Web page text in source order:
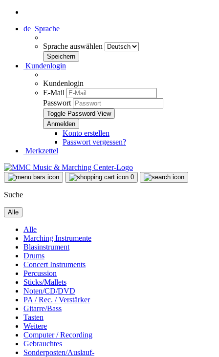
de Sprache
Sprache auswählen
Kundenlogin
Kundenlogin
E-Mail
Passwort
Toggle Password View
Konto erstellen
Passwort vergessen?
Merkzettel
0
Suche
Alle
Alle
Marching Instrumente
Blasinstrument
Drums
Concert Instruments
Percussion
Sticks/Mallets
Noten/CD/DVD
PA / Rec. / Verstärker
Gitarre/Bass
Tasten
Weitere
Computer / Recording
Gebrauchtes
Sonderposten/Auslauf-